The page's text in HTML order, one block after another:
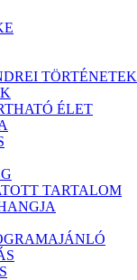
TÖRTÉNETEK
ÉLET
TARTALOM